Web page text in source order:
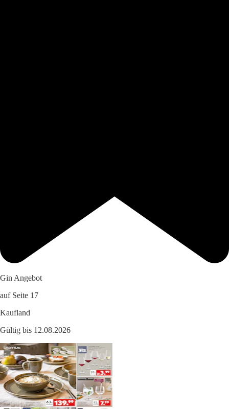
Gin Angebot
auf Seite 17
Kaufland
Gültig bis 12.08.2026